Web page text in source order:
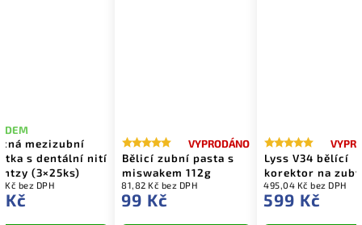
mezizubní
s dentální nití
(3×25ks)
Kč bez DPH
Kč
Bělicí zubní pasta s
miswakem 112g
VYPRODÁNO
81,82 Kč bez DPH
99 Kč
Lyss V34 bělící
korektor na zuby
495,04 Kč bez DPH
599 Kč